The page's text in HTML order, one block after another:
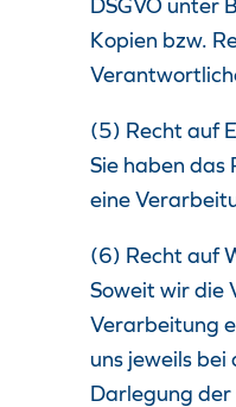
DSGVO unter
Kopien bzw.
(5) Recht auf
Sie haben das
eine
(6) Recht auf
Soweit wir die
Verarbeitung
uns jeweils
Darlegung